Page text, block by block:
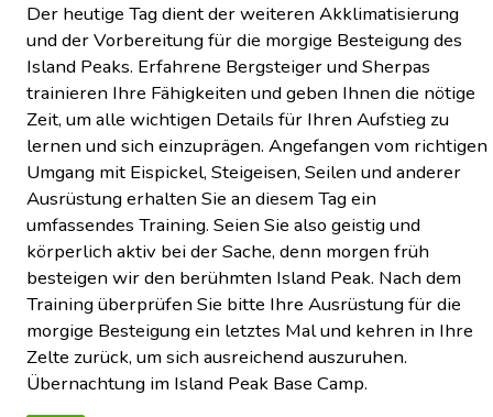
Der heutige Tag dient der weiteren Akklimatisierung
und der Vorbereitung für die morgige Besteigung des
Island Peaks. Erfahrene Bergsteiger und Sherpas
trainieren Ihre Fähigkeiten und geben Ihnen die nötige
Zeit, um alle wichtigen Details für Ihren Aufstieg zu
lernen und sich einzuprägen. Angefangen vom richtigen
Umgang mit Eispickel, Steigeisen, Seilen und anderer
Ausrüstung erhalten Sie an diesem Tag ein
umfassendes Training. Seien Sie also geistig und
körperlich aktiv bei der Sache, denn morgen früh
besteigen wir den berühmten Island Peak. Nach dem
Training überprüfen Sie bitte Ihre Ausrüstung für die
morgige Besteigung ein letztes Mal und kehren in Ihre
Zelte zurück, um sich ausreichend auszuruhen.
Übernachtung im Island Peak Base Camp.